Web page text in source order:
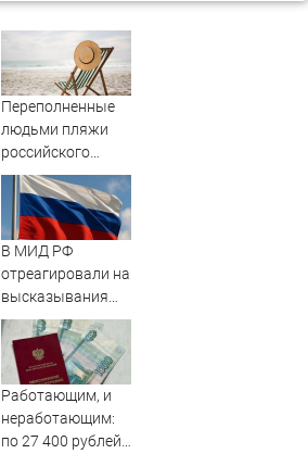
Переполненные
людьми пляжи
российского
курортного
города сняли на
видео
В МИД РФ
отреагировали на
высказывания
властей Японии
про атаку на
Хиросиму
Работающим, и
неработающим:
по 27 400 рублей